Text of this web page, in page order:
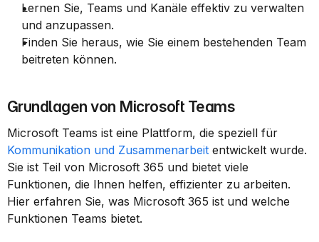
Lernen Sie, Teams und Kanäle effektiv zu verwalten
und anzupassen.
Finden Sie heraus, wie Sie einem bestehenden Team
beitreten können.
Grundlagen von Microsoft Teams
Kommunikation und Zusammenarbeit entwickelt wurde.
Sie ist Teil von Microsoft 365 und bietet viele
Funktionen, die Ihnen helfen, effizienter zu arbeiten.
Hier erfahren Sie, was Microsoft 365 ist und welche
Funktionen Teams bietet.